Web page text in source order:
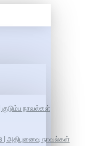
குடும்ப நாவல்கள்
| அதிபுனைவு நாவல்கள்